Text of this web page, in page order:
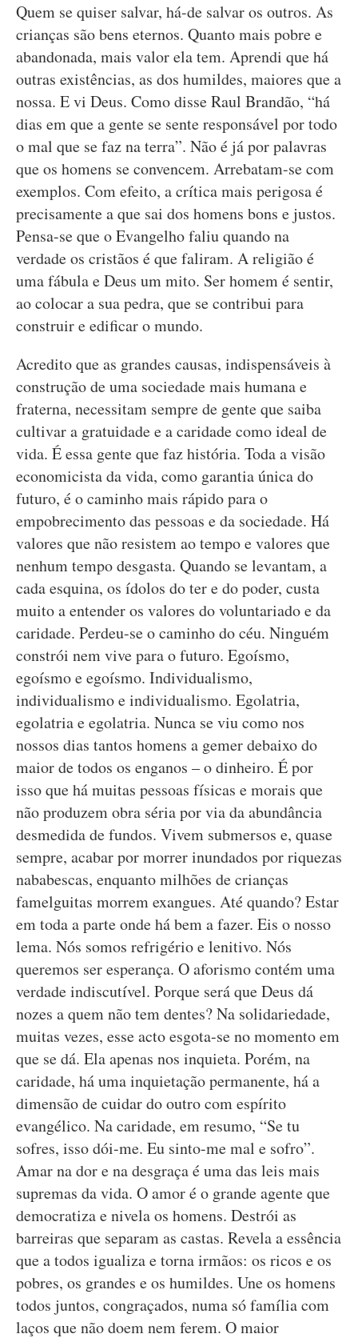
Quem se quiser salvar, há-de salvar os outros. As
crianças são bens eternos. Quanto mais pobre e
abandonada, mais valor ela tem. Aprendi que há
outras existências, as dos humildes, maiores que a
nossa. E vi Deus. Como disse Raul Brandão, “há
dias em que a gente se sente responsável por todo
o mal que se faz na terra”. Não é já por palavras
que os homens se convencem. Arrebatam-se com
exemplos. Com efeito, a crítica mais perigosa é
precisamente a que sai dos homens bons e justos.
Pensa-se que o Evangelho faliu quando na
verdade os cristãos é que faliram. A religião é
uma fábula e Deus um mito. Ser homem é sentir,
ao colocar a sua pedra, que se contribui para
construir e edificar o mundo.
Acredito que as grandes causas, indispensáveis à
construção de uma sociedade mais humana e
fraterna, necessitam sempre de gente que saiba
cultivar a gratuidade e a caridade como ideal de
vida. É essa gente que faz história. Toda a visão
economicista da vida, como garantia única do
futuro, é o caminho mais rápido para o
empobrecimento das pessoas e da sociedade. Há
valores que não resistem ao tempo e valores que
nenhum tempo desgasta. Quando se levantam, a
cada esquina, os ídolos do ter e do poder, custa
muito a entender os valores do voluntariado e da
caridade. Perdeu-se o caminho do céu. Ninguém
constrói nem vive para o futuro. Egoísmo,
egoísmo e egoísmo. Individualismo,
individualismo e individualismo. Egolatria,
egolatria e egolatria. Nunca se viu como nos
nossos dias tantos homens a gemer debaixo do
maior de todos os enganos – o dinheiro. É por
isso que há muitas pessoas físicas e morais que
não produzem obra séria por via da abundância
desmedida de fundos. Vivem submersos e, quase
sempre, acabar por morrer inundados por riquezas
nababescas, enquanto milhões de crianças
famelguitas morrem exangues. Até quando? Estar
em toda a parte onde há bem a fazer. Eis o nosso
lema. Nós somos refrigério e lenitivo. Nós
queremos ser esperança. O aforismo contém uma
verdade indiscutível. Porque será que Deus dá
nozes a quem não tem dentes? Na solidariedade,
muitas vezes, esse acto esgota-se no momento em
que se dá. Ela apenas nos inquieta. Porém, na
caridade, há uma inquietação permanente, há a
dimensão de cuidar do outro com espírito
evangélico. Na caridade, em resumo, “Se tu
sofres, isso dói-me. Eu sinto-me mal e sofro”.
Amar na dor e na desgraça é uma das leis mais
supremas da vida. O amor é o grande agente que
democratiza e nivela os homens. Destrói as
barreiras que separam as castas. Revela a essência
que a todos igualiza e torna irmãos: os ricos e os
pobres, os grandes e os humildes. Une os homens
todos juntos, congraçados, numa só família com
laços que não doem nem ferem. O maior